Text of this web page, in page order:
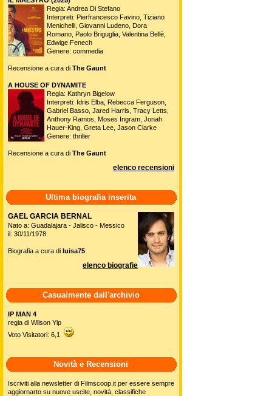
Regia: Andrea Di Stefano
Interpreti: Pierfrancesco Favino, Tiziano
Menichelli, Giovanni Ludeno, Dora
Romano, Paolo Briguglia, Valentina Bellè,
Edwige Fenech
Genere: commedia
Recensione a cura di The Gaunt
A HOUSE OF DYNAMITE
Regia: Kathryn Bigelow
Interpreti: Idris Elba, Rebecca Ferguson,
Gabriel Basso, Jared Harris, Tracy Letts,
Anthony Ramos, Moses Ingram, Jonah
Hauer-King, Greta Lee, Jason Clarke
Genere: thriller
Recensione a cura di The Gaunt
elenco recensioni
Ultima biografia inserita
GAEL GARCIA BERNAL
Nato a: Guadalajara - Jalisco - Messico
il: 30/11/1978
Biografia a cura di luisa75
elenco biografie
Casualmente dall'archivio
IP MAN 4
regia di Wilson Yip
Voto Visitatori: 6,1
Novità e Recensioni
Iscriviti alla newsletter di Filmscoop.it per essere sempre
aggiornarto su nuove uscite, novità, classifiche